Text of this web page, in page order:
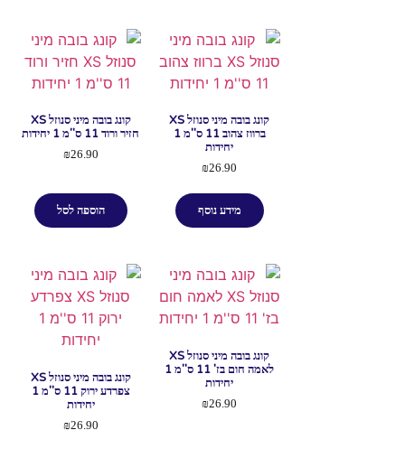
קונג בובה מיני סנוזל XS
ברווז צהוב 11 ס''מ 1
יחידות
₪26.90
מידע נוסף
קונג בובה מיני סנוזל XS
חזיר ורוד 11 ס''מ 1 יחידות
₪26.90
הוספה לסל
קונג בובה מיני סנוזל XS
לאמה חום בז' 11 ס''מ 1
יחידות
₪26.90
קונג בובה מיני סנוזל XS
צפרדע ירוק 11 ס''מ 1
יחידות
₪26.90